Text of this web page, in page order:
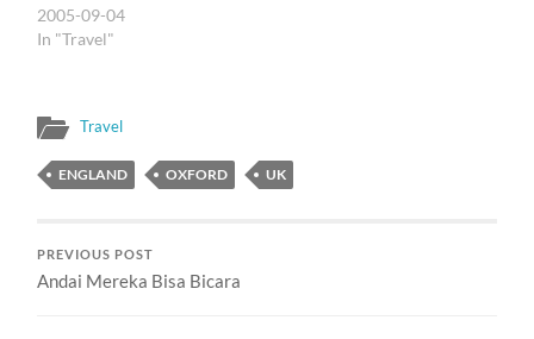
2005-09-04
In "Travel"
Travel
ENGLAND OXFORD UK
PREVIOUS POST
Andai Mereka Bisa Bicara